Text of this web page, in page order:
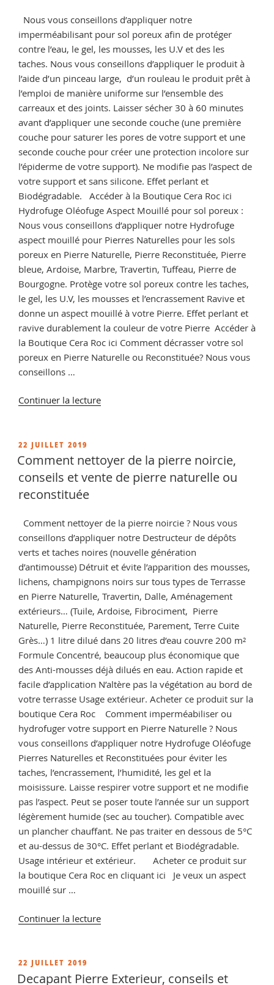
naturelle,
comment
enlever
du
ciment
sec
sur
de
la
pierre
? »
Nous vous conseillons d’appliquer notre
imperméabilisant pour sol poreux afin de protéger
contre l’eau, le gel, les mousses, les U.V et des les
taches. Nous vous conseillons d’appliquer le produit à
l’aide d’un pinceau large, d’un rouleau le produit prêt à
l’emploi de manière uniforme sur l’ensemble des
carreaux et des joints. Laisser sécher 30 à 60 minutes
avant d’appliquer une seconde couche (une première
couche pour saturer les pores de votre support et une
seconde couche pour créer une protection incolore sur
l’épiderme de votre support). Ne modifie pas l’aspect de
votre support et sans silicone. Effet perlant et
Biodégradable. Accéder à la Boutique Cera Roc ici
Hydrofuge Oléofuge Aspect Mouillé pour sol poreux :
Nous vous conseillons d’appliquer notre Hydrofuge
aspect mouillé pour Pierres Naturelles pour les sols
poreux en Pierre Naturelle, Pierre Reconstituée, Pierre
bleue, Ardoise, Marbre, Travertin, Tuffeau, Pierre de
Bourgogne. Protège votre sol poreux contre les taches,
le gel, les U.V, les mousses et l’encrassement Ravive et
donne un aspect mouillé à votre Pierre. Effet perlant et
ravive durablement la couleur de votre Pierre Accéder à
la Boutique Cera Roc ici Comment décrasser votre sol
poreux en Pierre Naturelle ou Reconstituée? Nous vous
conseillons …
Continuer la lecturede
conseils
et
produit
d’imperméabilisation »
PUBLIÉ
LE
22 JUILLET 2019
Comment nettoyer de la pierre noircie,
conseils et vente de pierre naturelle ou
reconstituée
Comment nettoyer de la pierre noircie ? Nous vous
conseillons d’appliquer notre Destructeur de dépôts
verts et taches noires (nouvelle génération
d’antimousse) Détruit et évite l’apparition des mousses,
lichens, champignons noirs sur tous types de Terrasse
en Pierre Naturelle, Travertin, Dalle, Aménagement
extérieurs… (Tuile, Ardoise, Fibrociment, Pierre
Naturelle, Pierre Reconstituée, Parement, Terre Cuite
Grès…) 1 litre dilué dans 20 litres d’eau couvre 200 m²
Formule Concentré, beaucoup plus économique que
des Anti-mousses déjà dilués en eau. Action rapide et
facile d’application N’altère pas la végétation au bord de
votre terrasse Usage extérieur. Acheter ce produit sur la
boutique Cera Roc Comment imperméabiliser ou
hydrofuger votre support en Pierre Naturelle ? Nous
vous conseillons d’appliquer notre Hydrofuge Oléofuge
Pierres Naturelles et Reconstituées pour éviter les
taches, l’encrassement, l’humidité, les gel et la
moisissure. Laisse respirer votre support et ne modifie
pas l’aspect. Peut se poser toute l’année sur un support
légèrement humide (sec au toucher). Compatible avec
un plancher chauffant. Ne pas traiter en dessous de 5°C
et au-dessus de 30°C. Effet perlant et Biodégradable.
Usage intérieur et extérieur. Acheter ce produit sur
la boutique Cera Roc en cliquant ici Je veux un aspect
mouillé sur …
Continuer la lecturede
la
PUBLIÉ
LE
22 JUILLET 2019
Decapant Pierre Exterieur, conseils et